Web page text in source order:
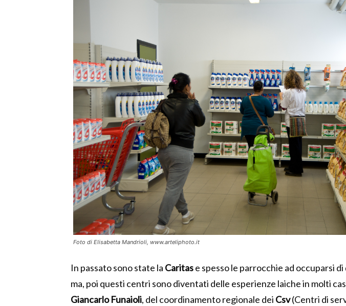
Foto di Elisabetta Mandrioli, www.arteliphoto.it
In passato sono state la Caritase spesso le parrocchie ad occuparsi
ma, poi questi centri sono diventati delle esperienze laiche in molti
Giancarlo Funaioli, del coordinamento regionale dei Csv(Centri di